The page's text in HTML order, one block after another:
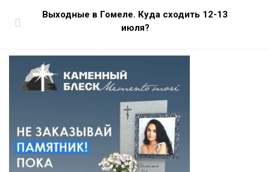
Выходные в Гомеле. Куда сходить 12-13
июля?